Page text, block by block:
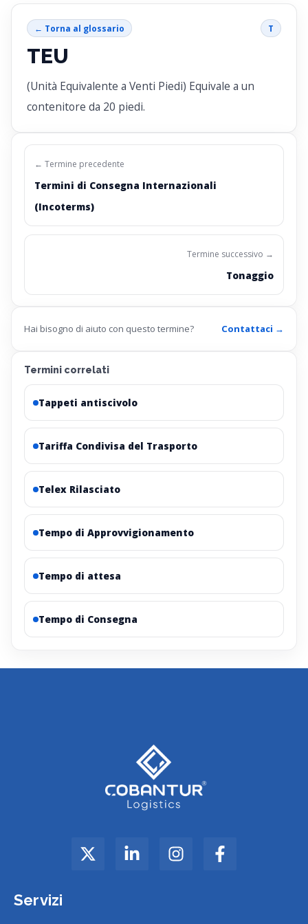
← Torna al glossario T
TEU
(Unità Equivalente a Venti Piedi) Equivale a un
contenitore da 20 piedi.
← Termine precedente
Termini di Consegna Internazionali
(Incoterms)
Termine successivo →
Tonaggio
Hai bisogno di aiuto con questo termine? Contattaci →
Termini correlati
Tappeti antiscivolo
Tariffa Condivisa del Trasporto
Telex Rilasciato
Tempo di Approvvigionamento
Tempo di attesa
Tempo di Consegna
Servizi